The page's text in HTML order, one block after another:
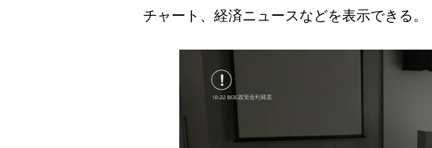
チャート、経済ニュースなどを表示できる。